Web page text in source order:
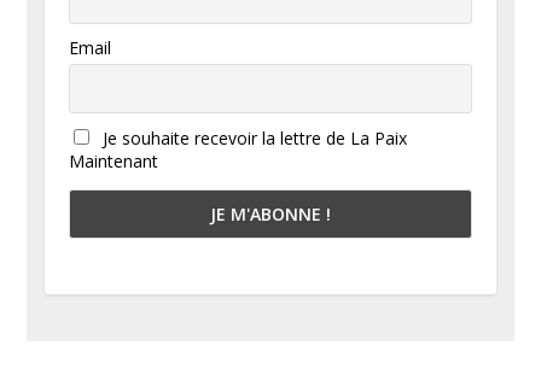
Email
Je souhaite recevoir la lettre de La Paix
Maintenant